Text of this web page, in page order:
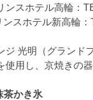
スホテル高輪：
スホテル新高輪：
光明（グランド
使用し、京焼きの
茶かき氷